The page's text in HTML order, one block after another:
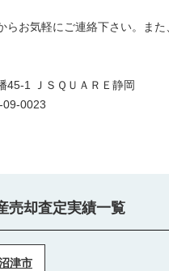
らお気軽にご連絡下さい。ま
45-1 ＪＳＱＵＡＲＥ静岡
09-0023
売却査定実績一覧
津市